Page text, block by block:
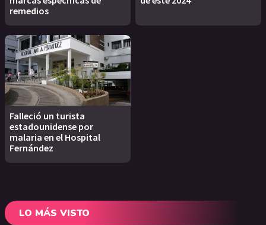
remedios
Falleció un turista
estadounidense por
malaria en el Hospital
Fernández
LO MÁS VISTO